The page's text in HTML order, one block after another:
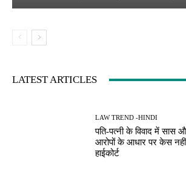
LATEST ARTICLES
LAW TREND -HINDI
पति-पत्नी के विवाद में सास
आरोपों के आधार पर केस
हाईकोर्ट